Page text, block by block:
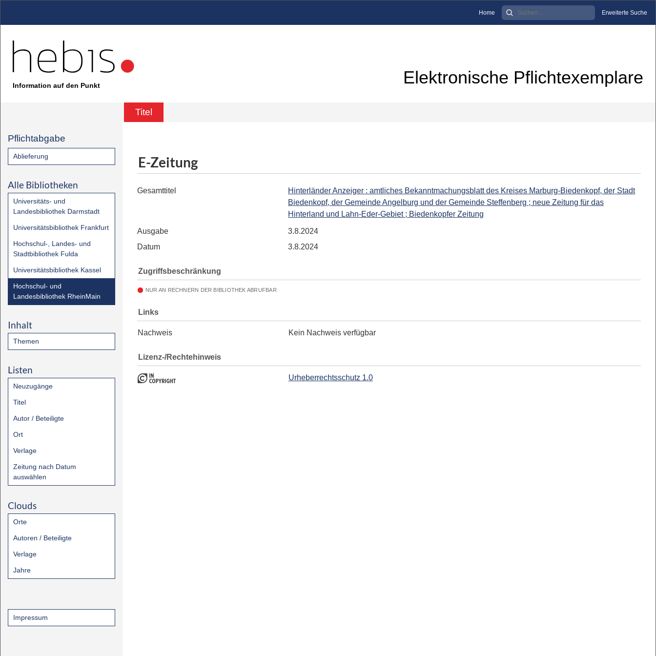
Home Erweiterte Suche
Information auf den Punkt Elektronische Pflichtexemplare
Titel
Pflichtabgabe
Ablieferung
Alle Bibliotheken
Universitäts- und
Landesbibliothek Darmstadt
Universitätsbibliothek Frankfurt
Hochschul-, Landes- und
Stadtbibliothek Fulda
Universitätsbibliothek Kassel
Hochschul- und
Landesbibliothek RheinMain
Inhalt
Themen
Listen
Neuzugänge
Titel
Autor / Beteiligte
Ort
Verlage
Zeitung nach Datum
auswählen
Clouds
Orte
Autoren / Beteiligte
Verlage
Jahre
Impressum
E-Zeitung
Gesamttitel
Hinterländer Anzeiger : amtliches Bekanntmachungsblatt des Kreises Marburg-Biedenkopf, der Stadt
Biedenkopf, der Gemeinde Angelburg und der Gemeinde Steffenberg ; neue Zeitung für das
Hinterland und Lahn-Eder-Gebiet ; Biedenkopfer Zeitung
Ausgabe
3.8.2024
Datum
3.8.2024
Zugriffsbeschränkung
NUR AN RECHNERN DER BIBLIOTHEK ABRUFBAR
Links
Nachweis Kein Nachweis verfügbar
Lizenz-/Rechtehinweis
Urheberrechtsschutz 1.0